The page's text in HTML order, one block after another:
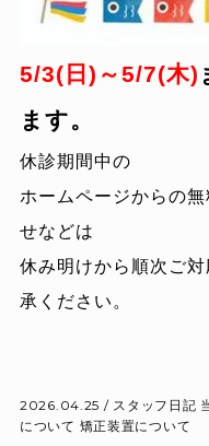
5/3(日)～5/7(木)
ます。
休診期間中の
ホームページからの
せなどは
休み明けから順次ご
承ください。
2026.04.25 / スタッフ日記
について 矯正装置について